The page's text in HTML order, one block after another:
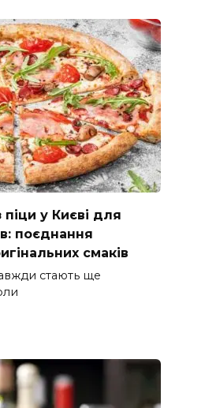
у Києві для
поєднання
смаків
стають ще